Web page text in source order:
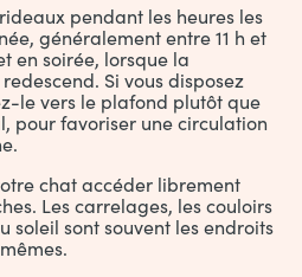
pendant les heures les
généralement entre 11 h et
en soirée, lorsque la
Si vous disposez
le vers le plafond plutôt que
pour favoriser une circulation
chat accéder librement
. Les carrelages, les couloirs
soleil sont souvent les endroits